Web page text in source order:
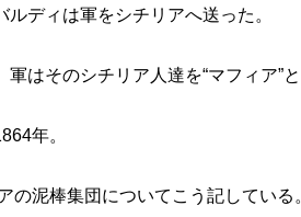
ディは軍をシチリアへ送った。
はそのシチリア人達を“マフィア”
年。
の泥棒集団についてこう記している